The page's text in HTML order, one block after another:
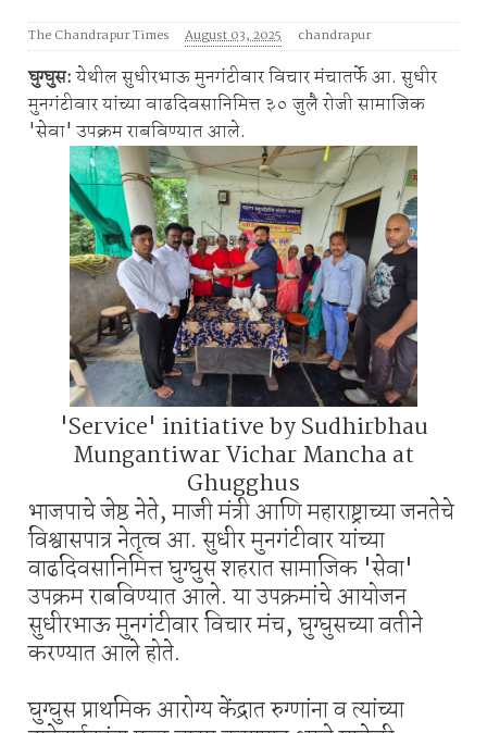
The Chandrapur Times August 03, 2025 chandrapur
घुग्घुस:येथील सुधीरभाऊ मुनगंटीवार विचार मंचातर्फे आ. सुधीर
मुनगंटीवार यांच्या वाढदिवसानिमित्त ३० जुलै रोजी सामाजिक
'सेवा' उपक्रम राबविण्यात आले.
'Service' initiative by Sudhirbhau
Mungantiwar Vichar Mancha at
Ghugghus
भाजपाचे जेष्ठ नेते, माजी मंत्री आणि महाराष्ट्राच्या जनतेचे
विश्वासपात्र नेतृत्व आ. सुधीर मुनगंटीवार यांच्या
वाढदिवसानिमित्त घुग्घुस शहरात सामाजिक 'सेवा'
उपक्रम राबविण्यात आले. या उपक्रमांचे आयोजन
सुधीरभाऊ मुनगंटीवार विचार मंच, घुग्घुसच्या वतीने
करण्यात आले होते.
घुग्घुस प्राथमिक आरोग्य केंद्रात रुग्णांना व त्यांच्या